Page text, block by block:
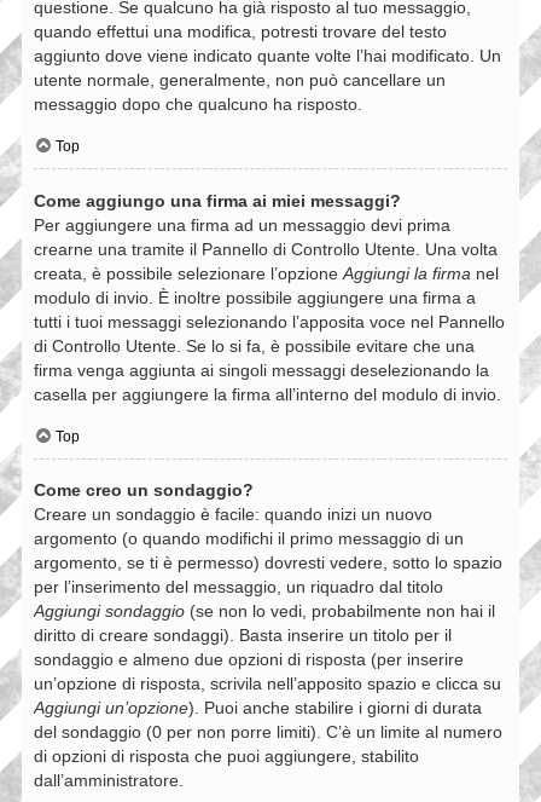
questione. Se qualcuno ha già risposto al tuo messaggio,
quando effettui una modifica, potresti trovare del testo
aggiunto dove viene indicato quante volte l’hai modificato. Un
utente normale, generalmente, non può cancellare un
messaggio dopo che qualcuno ha risposto.
Top
Come aggiungo una firma ai miei messaggi?
Per aggiungere una firma ad un messaggio devi prima
crearne una tramite il Pannello di Controllo Utente. Una volta
creata, è possibile selezionare l’opzione Aggiungi la firma nel
modulo di invio. È inoltre possibile aggiungere una firma a
tutti i tuoi messaggi selezionando l’apposita voce nel Pannello
di Controllo Utente. Se lo si fa, è possibile evitare che una
firma venga aggiunta ai singoli messaggi deselezionando la
casella per aggiungere la firma all’interno del modulo di invio.
Top
Come creo un sondaggio?
Creare un sondaggio è facile: quando inizi un nuovo
argomento (o quando modifichi il primo messaggio di un
argomento, se ti è permesso) dovresti vedere, sotto lo spazio
per l’inserimento del messaggio, un riquadro dal titolo
Aggiungi sondaggio (se non lo vedi, probabilmente non hai il
diritto di creare sondaggi). Basta inserire un titolo per il
sondaggio e almeno due opzioni di risposta (per inserire
un’opzione di risposta, scrivila nell’apposito spazio e clicca su
Aggiungi un’opzione). Puoi anche stabilire i giorni di durata
del sondaggio (0 per non porre limiti). C’è un limite al numero
di opzioni di risposta che puoi aggiungere, stabilito
dall’amministratore.